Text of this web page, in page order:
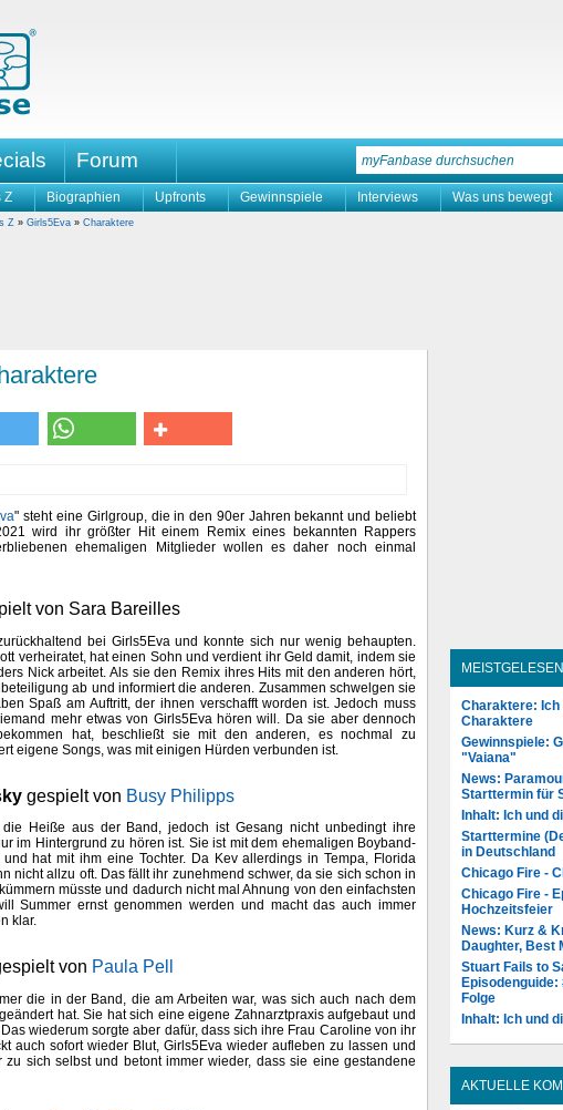
Forum
Z Biographien Upfronts Gewinnspiele Interviews Was uns bewegt
Z » Girls5Eva » Charaktere
" steht eine Girlgroup, die in den 90er Jahren bekannt und beliebt
wird ihr größter Hit einem Remix eines bekannten Rappers
ehemaligen Mitglieder wollen es daher noch einmal
von Sara Bareilles
bei Girls5Eva und konnte sich nur wenig behaupten.
verheiratet, hat einen Sohn und verdient ihr Geld damit, indem sie
Nick arbeitet. Als sie den Remix ihres Hits mit den anderen hört,
ab und informiert die anderen. Zusammen schwelgen sie
Spaß am Auftritt, der ihnen verschafft worden ist. Jedoch muss
mehr etwas von Girls5Eva hören will. Da sie aber dennoch
hat, beschließt sie mit den anderen, es nochmal zu
eigene Songs, was mit einigen Hürden verbunden ist.
gespielt von Busy Philipps
Heiße aus der Band, jedoch ist Gesang nicht unbedingt ihre
im Hintergrund zu hören ist. Sie ist mit dem ehemaligen Boyband-
und hat mit ihm eine Tochter. Da Kev allerdings in Tempa, Florida
nicht allzu oft. Das fällt ihr zunehmend schwer, da sie sich schon in
müsste und dadurch nicht mal Ahnung von den einfachsten
Summer ernst genommen werden und macht das auch immer
klar.
von Paula Pell
die in der Band, die am Arbeiten war, was sich auch nach dem
hat. Sie hat sich eine eigene Zahnarztpraxis aufgebaut und
wiederum sorgte aber dafür, dass sich ihre Frau Caroline von ihr
auch sofort wieder Blut, Girls5Eva wieder aufleben zu lassen und
zu sich selbst und betont immer wieder, dass sie eine gestandene
MEISTGELESEN
Charaktere: Ich
Charaktere
Gewinnspiele:
"Vaiana"
News:
Starttermin für
Inhalt: Ich und
Starttermine
in Deutschland
Chicago Fire -
Chicago Fire -
Hochzeitsfeier
News: Kurz &
Daughter, Best
Stuart Fails to
Folge
Inhalt: Ich und
AKTUELLE